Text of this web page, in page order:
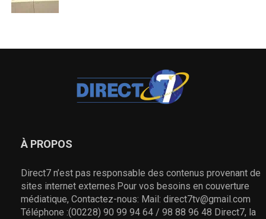
À PROPOS
Direct7 n’est pas responsable des contenus provenant de
sites internet externes.Pour vos besoins en couverture
médiatique, Contactez-nous: Mail: direct7tv@gmail.com
Téléphone :(00228) 90 99 94 64 / 98 88 96 48 Direct7, la